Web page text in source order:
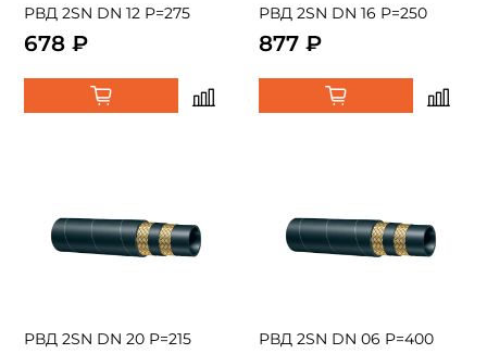
РВД 2SN DN 12 P=275
678 ₽
РВД 2SN DN 16 P=250
877 ₽
РВД 2SN DN 20 P=215 РВД 2SN DN 06 P=400